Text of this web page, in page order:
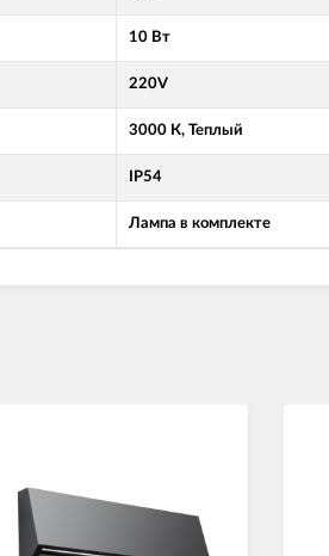
10 Вт
220V
3000 К, Теплый
IP54
Лампа в комплекте